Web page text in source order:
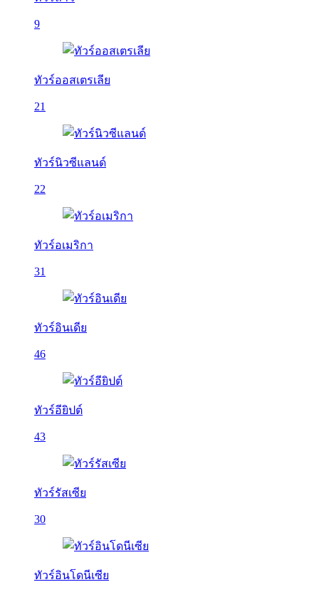
9
ทัวร์ออสเตรเลีย
21
ทัวร์นิวซีแลนด์
22
ทัวร์อเมริกา
31
ทัวร์อินเดีย
46
ทัวร์อียิปต์
43
ทัวร์รัสเซีย
30
ทัวร์อินโดนีเซีย